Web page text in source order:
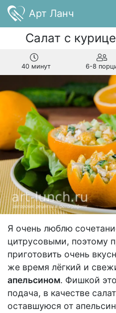
Арт Ланч
Салат с
40 минут 6-8
Я очень люблю
цитрусовыми, поэтому
приготовить очень
же время лёгкий и
апельсином. Фишкой
подача, в качестве
оставшуюся от